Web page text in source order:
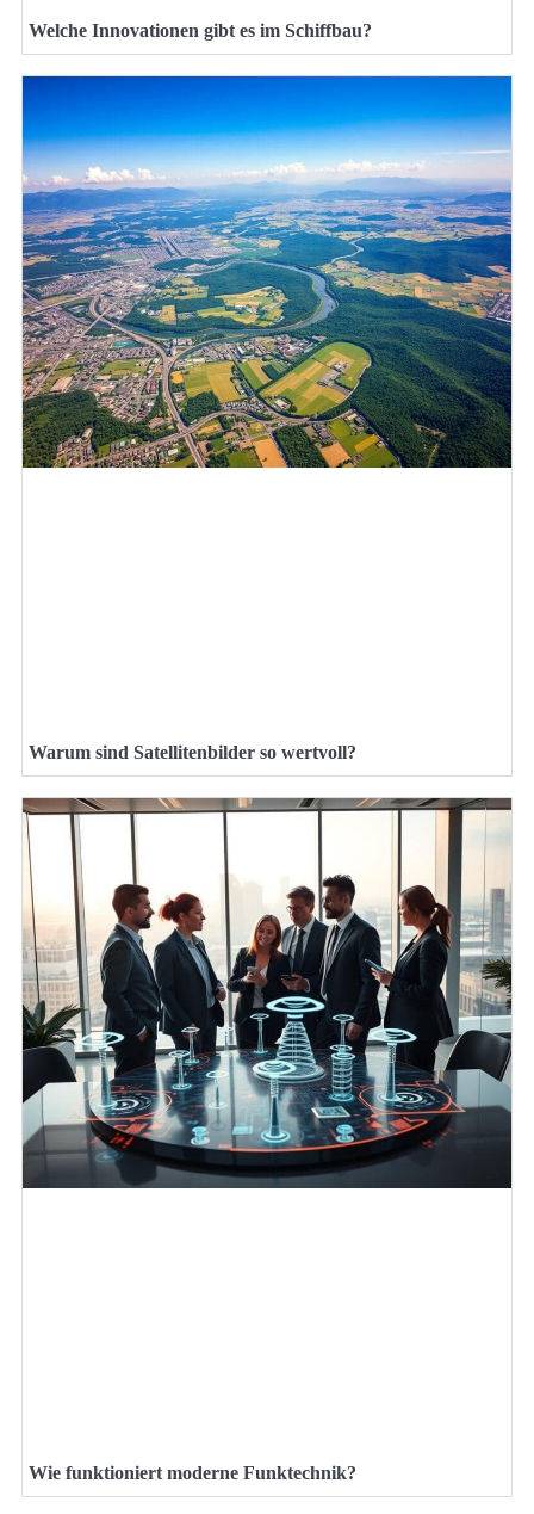
Welche Innovationen gibt es im Schiffbau?
Warum sind Satellitenbilder so wertvoll?
Wie funktioniert moderne Funktechnik?